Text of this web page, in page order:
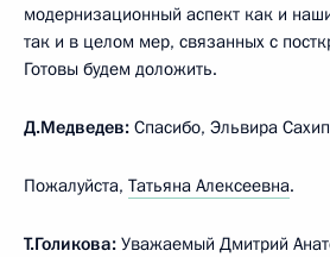
модернизационный аспект как и
так и в целом мер, связанных с
Готовы будем доложить.
Д.Медведев: Спасибо, Эльвира
Пожалуйста, Татьяна Алексеевна.
Т.Голикова: Уважаемый Дмитрий